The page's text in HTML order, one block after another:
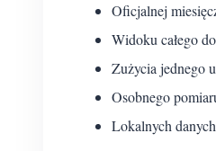
Oficjalnej
Widoku całego
Zużycia jednego
Osobnego
Lokalnych